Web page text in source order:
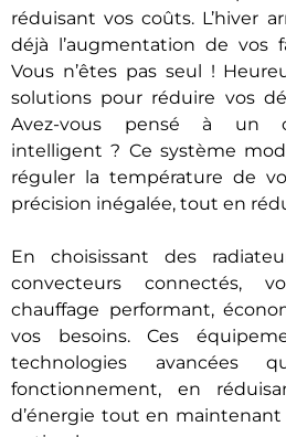
réduisant vos coûts. L’hiver
déjà l’augmentation de vos
Vous n’êtes pas seul !
solutions pour réduire vos
Avez-vous pensé à un
intelligent ? Ce système
réguler la température de
précision inégalée, tout en
En choisissant des
convecteurs connectés,
chauffage performant,
vos besoins. Ces
technologies avancées
fonctionnement, en
d’énergie tout en